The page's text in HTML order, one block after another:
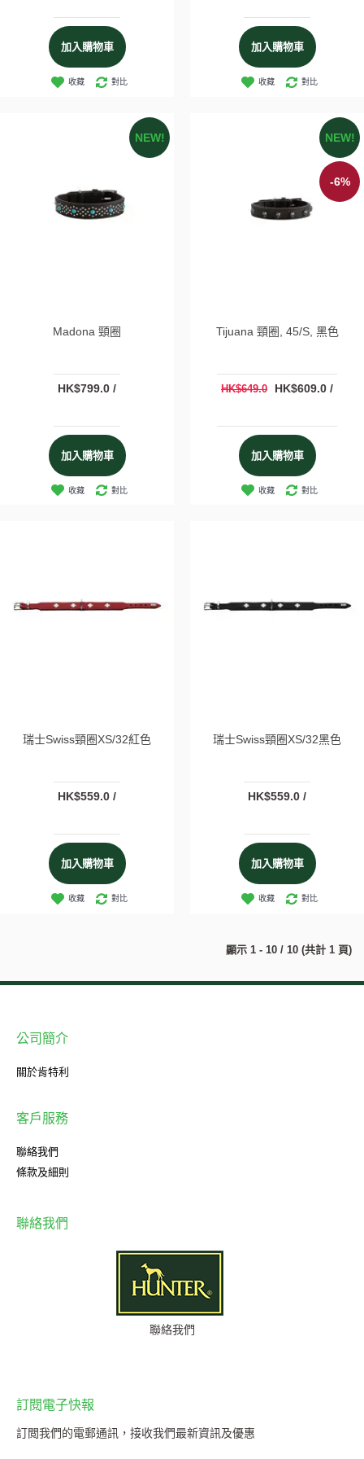
加入購物車
收藏 對比
加入購物車
收藏 對比
NEW!
Madona 頸圈
HK$799.0 /
加入購物車
收藏 對比
NEW!
-6%
Tijuana 頸圈, 45/S, 黑色
HK$649.0 HK$609.0 /
加入購物車
收藏 對比
瑞士Swiss頸圈XS/32紅色
HK$559.0 /
加入購物車
收藏 對比
瑞士Swiss頸圈XS/32黑色
HK$559.0 /
加入購物車
收藏 對比
顯示 1 - 10 / 10 (共計 1 頁)
公司簡介
關於肯特利
客戶服務
聯絡我們
條款及細則
聯絡我們
聯絡我們
訂閱電子快報
訂閲我們的電郵通訊，接收我們最新資訊及優惠